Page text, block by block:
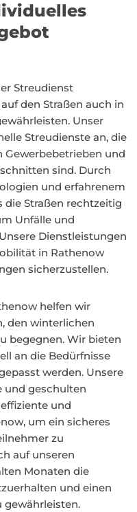
Streudienst
den Straßen auch in
Unser
Streudienste an, die
Gewerbebetrieben und
sind. Durch
und erfahrenem
die Straßen rechtzeitig
Unfälle und
Dienstleistungen
in Rathenow
sicherzustellen.
helfen wir
den winterlichen
begegnen. Wir bieten
an die Bedürfnisse
werden. Unsere
und geschulten
und
um ein sicheres
zu
auf unseren
Monaten die
und einen
gewährleisten.